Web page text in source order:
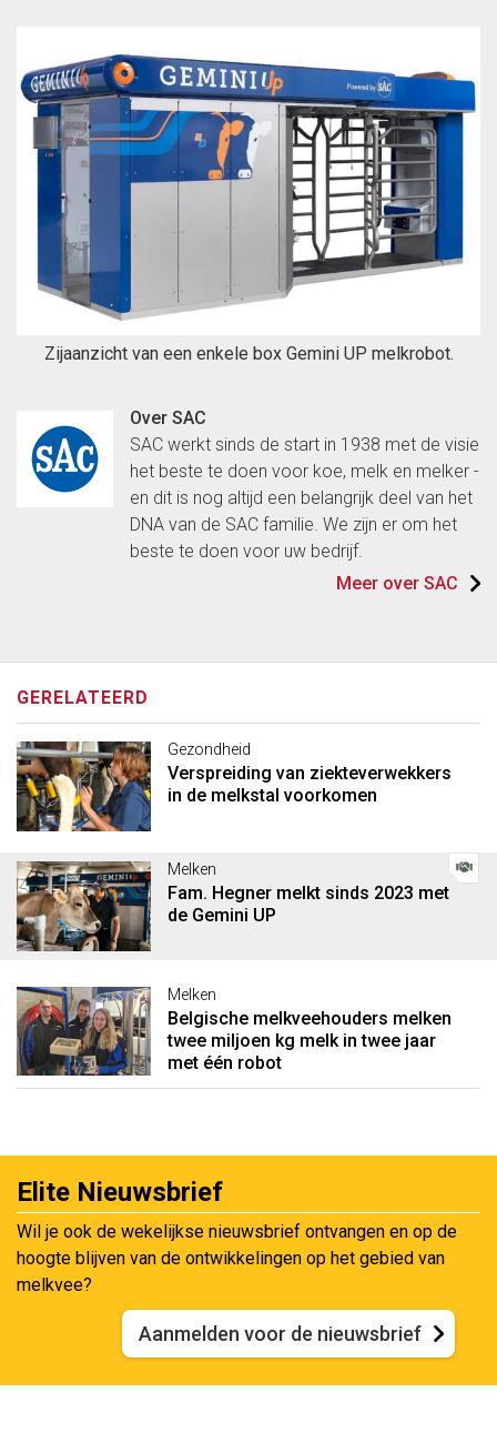
Zijaanzicht van een enkele box Gemini UP melkrobot.
Over SAC
SAC werkt sinds de start in 1938 met de visie
het beste te doen voor koe, melk en melker -
en dit is nog altijd een belangrijk deel van het
DNA van de SAC familie. We zijn er om het
beste te doen voor uw bedrijf.
Meer over SAC
GERELATEERD
Gezondheid
Verspreiding van ziekteverwekkers
in de melkstal voorkomen
Melken
Fam. Hegner melkt sinds 2023 met
de Gemini UP
Melken
Belgische melkveehouders melken
twee miljoen kg melk in twee jaar
met één robot
Elite Nieuwsbrief
Wil je ook de wekelijkse nieuwsbrief ontvangen en op de
hoogte blijven van de ontwikkelingen op het gebied van
melkvee?
Aanmelden voor de nieuwsbrief